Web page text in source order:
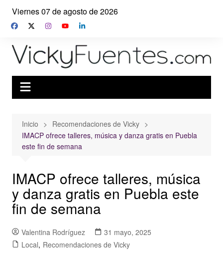
Saltar
contenido
Viernes 07 de agosto de 2026
Inicio
Recomendaciones de Vicky
IMACP ofrece talleres, música y danza gratis en Puebla
este fin de semana
IMACP ofrece talleres, música
y danza gratis en Puebla este
fin de semana
Valentina Rodríguez
31 mayo, 2025
Local, Recomendaciones de Vicky